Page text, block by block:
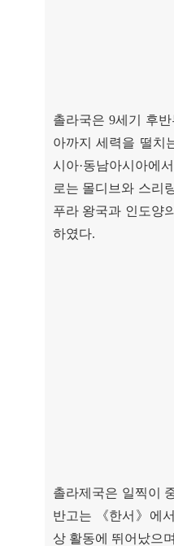
촐라국은 9세기 후
아까지 세력을 떨치
시아·동남아시아에
로는 몰디브와 스리
푸라 왕국과 인도양
하였다.
촐라제국은 일찍이
반고는
《한서 》 에
상 활동에 뛰어났으